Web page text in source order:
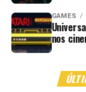
GAMES
nos